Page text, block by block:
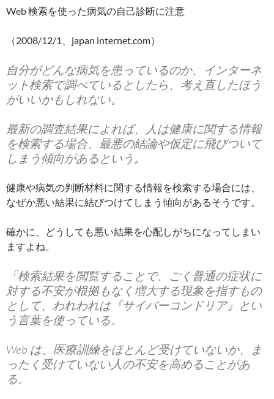
Web 検索を使った病気の自己診断に注意
（2008/12/1、japan internet.com）
自分がどんな病気を患っているのか、インターネ
ット検索で調べているとしたら、考え直したほう
がいいかもしれない。
最新の調査結果によれば、人は健康に関する情報
を検索する場合、最悪の結論や仮定に飛びついて
しまう傾向があるという。
健康や病気の判断材料に関する情報を検索する場合には、
なぜか悪い結果に結びつけてしまう傾向があるそうです。
確かに、どうしても悪い結果を心配しがちになってしまい
ますよね。
「検索結果を閲覧することで、ごく普通の症状に
対する不安が根拠もなく増大する現象を指すもの
として、われわれは『サイバーコンドリア』とい
う言葉を使っている。
Web は、医療訓練をほとんど受けていないか、ま
ったく受けていない人の不安を高めることがあ
る。